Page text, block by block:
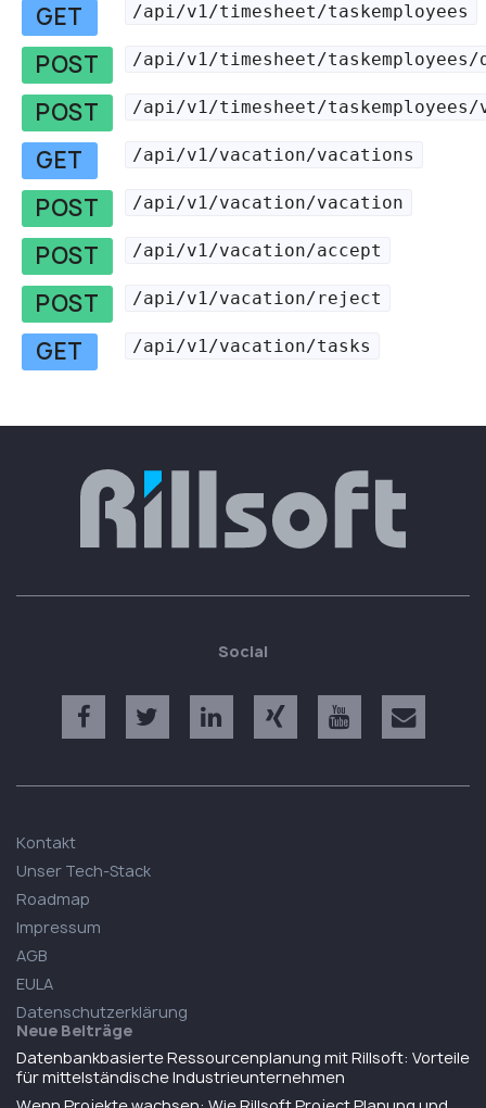
GET /api/v1/timesheet/taskemployees
POST /api/v1/timesheet/taskemployees/
POST /api/v1/timesheet/taskemployees/
GET /api/v1/vacation/vacations
POST /api/v1/vacation/vacation
POST /api/v1/vacation/accept
POST /api/v1/vacation/reject
GET /api/v1/vacation/tasks
Social
Kontakt
Unser Tech-Stack
Roadmap
Impressum
AGB
EULA
Datenschutzerklärung
Neue Beiträge
Datenbankbasierte Ressourcenplanung mit Rillsoft: Vorteile
für mittelständische Industrieunternehmen